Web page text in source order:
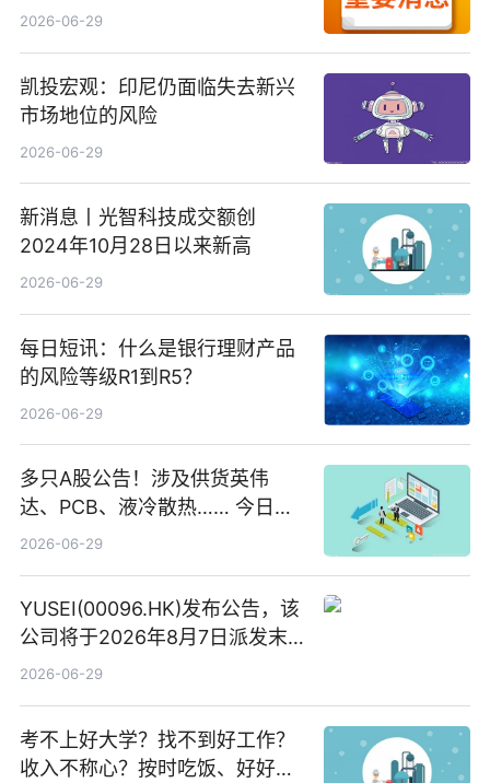
备案公示剧目197部
2026-06-29
凯投宏观：印尼仍面临失去新兴
市场地位的风险
2026-06-29
新消息丨光智科技成交额创
2024年10月28日以来新高
2026-06-29
每日短讯：什么是银行理财产品
的风险等级R1到R5？
2026-06-29
多只A股公告！涉及供货英伟
达、PCB、液冷散热…… 今日快
讯
2026-06-29
YUSEI(00096.HK)发布公告，该
公司将于2026年8月7日派发末
期股息每股人民币0.013元 每日
2026-06-29
考不上好大学？找不到好工作？
收入不称心？按时吃饭、好好睡